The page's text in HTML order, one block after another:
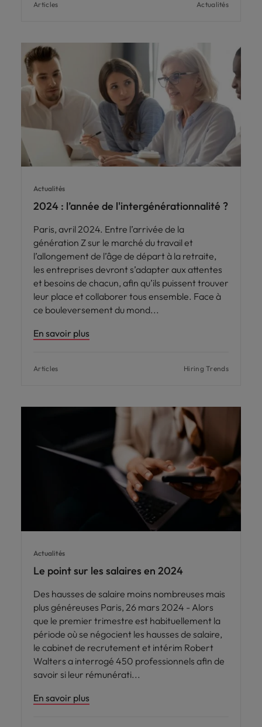
Articles Actualités
Actualités
2024 : l’année de l'intergénérationnalité ?
Paris, avril 2024. Entre l’arrivée de la
génération Z sur le marché du travail et
l’allongement de l’âge de départ à la retraite,
les entreprises devront s’adapter aux attentes
et besoins de chacun, afin qu’ils puissent trouver
leur place et collaborer tous ensemble. Face à
ce bouleversement du mond
En savoir plus
Articles Hiring Trends
Actualités
Le point sur les salaires en 2024
Des hausses de salaire moins nombreuses mais
plus généreuses Paris, 26 mars 2024 - Alors
que le premier trimestre est habituellement la
période où se négocient les hausses de salaire,
le cabinet de recrutement et intérim Robert
Walters a interrogé 450 professionnels afin de
savoir si leur rémunérati
En savoir plus